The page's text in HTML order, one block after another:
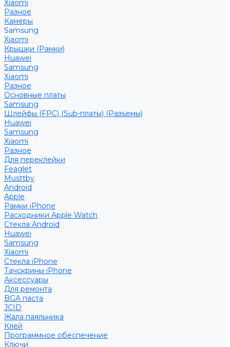
Xiaomi
Разное
Камеры
Samsung
Xiaomi
Крышки (Рамки)
Huawei
Samsung
Xiaomi
Разное
Основные платы
Samsung
Шлейфы (FPC) (Sub-платы) (Разъемы)
Huawei
Samsung
Xiaomi
Разное
Для переклейки
Feaglet
Musttby
Android
Apple
Рамки iPhone
Расходники Apple Watch
Стекла Android
Huawei
Samsung
Xiaomi
Стекла iPhone
Тачскрины iPhone
Аксессуары
Для ремонта
BGA паста
JCID
Жала паяльника
Клей
Программное обеспечение
Ключи